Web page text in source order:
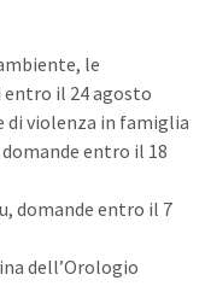
le
il 24 agosto
di violenza in famiglia
entro il 18
domande entro il 7
dell’Orologio